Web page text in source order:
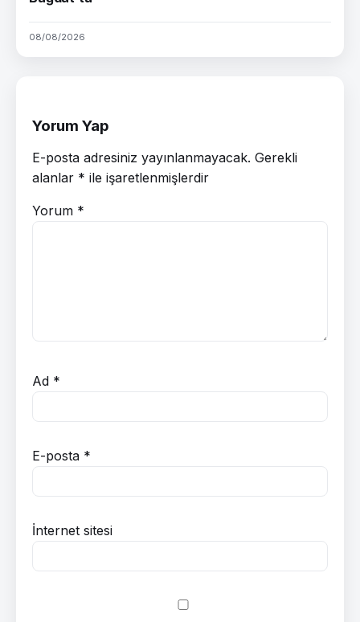
08/08/2026
Yorum Yap
E-posta adresiniz yayınlanmayacak. Gerekli
alanlar * ile işaretlenmişlerdir
Yorum *
Ad *
E-posta *
İnternet sitesi